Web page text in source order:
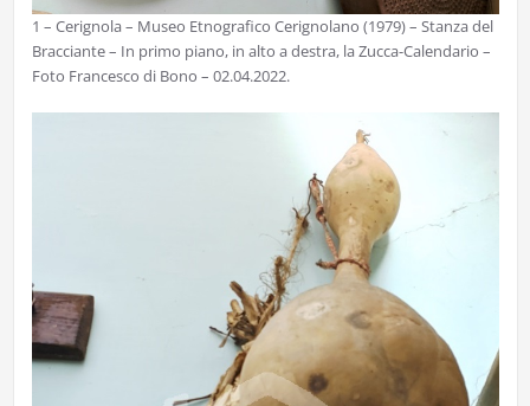
1 – Cerignola – Museo Etnografico Cerignolano (1979) – Stanza del
Bracciante – In primo piano, in alto a destra, la Zucca-Calendario –
Foto Francesco di Bono – 02.04.2022.